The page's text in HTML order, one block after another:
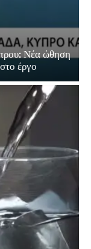
Νέα ώθηση
έργο